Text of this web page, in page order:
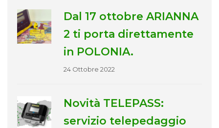
Dal 17 ottobre ARIANNA
2 ti porta direttamente
in POLONIA.
24 Ottobre 2022
Novità TELEPASS:
servizio telepedaggio